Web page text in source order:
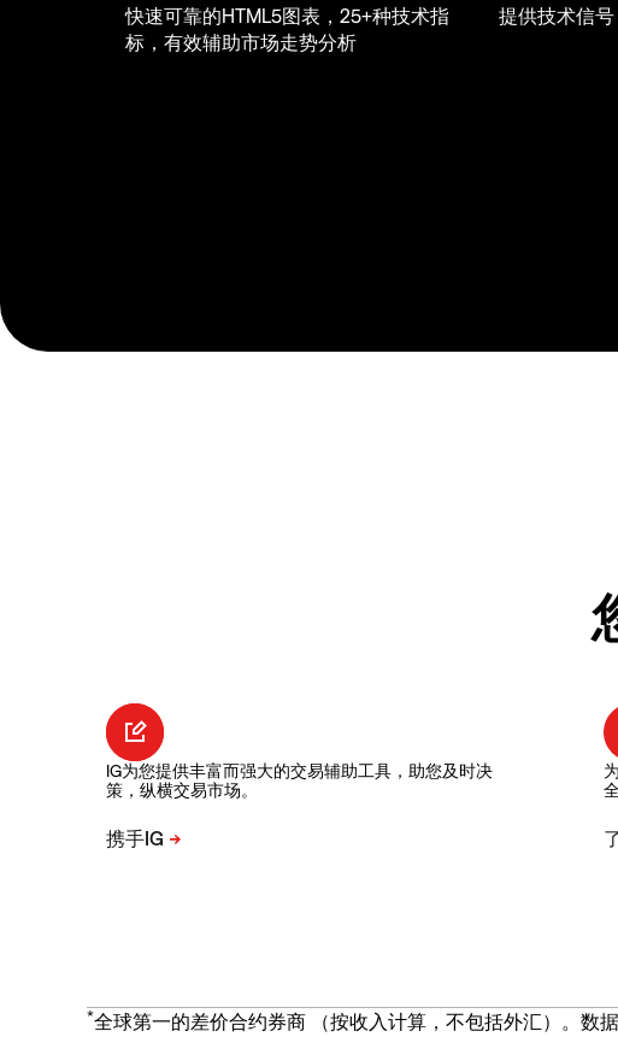
快速可靠的HTML5图表，25+种技术指
标，有效辅助市场走势分析
提供技术信
IG为您提供丰富而强大的交易辅助工具，助您及时决
策，纵横交易市场。
*全球第一的差价合约券商 （按收入计算，不包括外汇）。数